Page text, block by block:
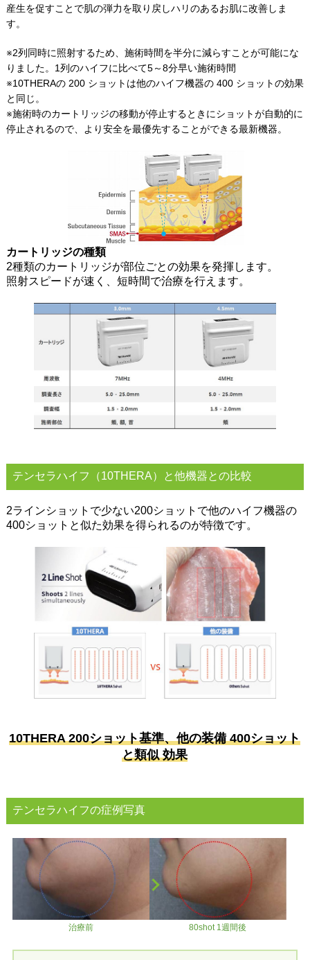
産生を促すことで肌の弾力を取り戻しハリのあるお肌に改善しま
す。
※2列同時に照射するため、施術時間を半分に減らすことが可能にな
りました。1列のハイフに比べて5～8分早い施術時間
※10THERAの 200 ショットは他のハイフ機器の 400 ショットの効果
と同じ。
※施術時のカートリッジの移動が停止するときにショットが自動的に
停止されるので、より安全を最優先することができる最新機器。
カートリッジの種類
2種類のカートリッジが部位ごとの効果を発揮します。
照射スピードが速く、短時間で治療を行えます。
テンセラハイフ（10THERA）と他機器との比較
2ラインショットで少ない200ショットで他のハイフ機器の
400ショットと似た効果を得られるのが特徴です。
10THERA 200ショット基準、他の装備 400ショット
と類似 効果
テンセラハイフの症例写真
治療前 80shot 1週間後